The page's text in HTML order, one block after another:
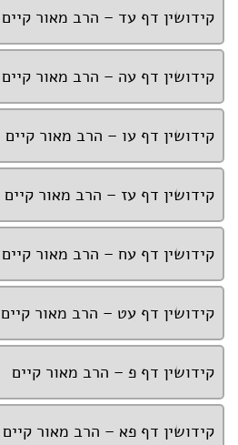
קידושין דף עד – הרב מאור קיים
קידושין דף עה – הרב מאור קיים
קידושין דף עו – הרב מאור קיים
קידושין דף עז – הרב מאור קיים
קידושין דף עח – הרב מאור קיים
קידושין דף עט – הרב מאור קיים
קידושין דף פ – הרב מאור קיים
קידושין דף פא – הרב מאור קיים